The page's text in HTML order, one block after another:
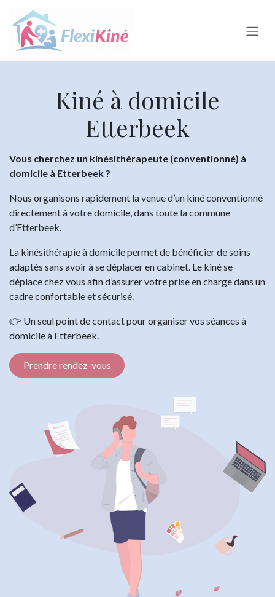
Kiné à domicile
Etterbeek
Vous cherchez un kinésithérapeute (conventionné) à
domicile à Etterbeek ?
Nous organisons rapidement la venue d’un kiné conventionné
directement à votre domicile, dans toute la commune
d’Etterbeek.
La kinésithérapie à domicile permet de bénéficier de soins
adaptés sans avoir à se déplacer en cabinet. Le kiné se
déplace chez vous afin d’assurer votre prise en charge dans un
cadre confortable et sécurisé.
👉 Un seul point de contact pour organiser vos séances à
domicile à Etterbeek.
Prendre rendez-vous